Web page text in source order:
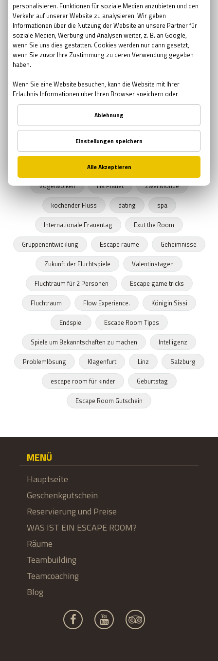
Pfingsten Bedeutung kreative Geschenke
kreative
Brauerei
Bier bar
sommernacht
Sonnenwende
Sehenswürdigkeiten in Wien
urbane Legenden Wiens
verlassene Orte
verlassene Orte Wien
Junggesellenabschied
Exit The Game
Freizeitprogramme
UNICEF
Schule in der Kiste
Zombies
Planet Erde
Vogelwolken
lila Planet
zwei Monde
kochender Fluss
dating
spa
Internationale Frauentag
Exut the Room
Gruppenentwicklung
Escape raume
Geheimnisse
Zukunft der Fluchtspiele
Valentinstagen
Fluchtraum für 2 Personen
Escape game tricks
Fluchtraum
Flow Experience.
Königin Sissi
Endspiel
Escape Room Tipps
Spiele um Bekanntschaften zu machen
Intelligenz
Problemlösung
Klagenfurt Linz
Salzburg
escape room für kinder
Geburtstag
Escape Room Gutschein
MENÜ
Hauptseite
Geschenkgutschein
Reservierung und Preise
WAS IST EIN ESCAPE ROOM?
Räume
Teambuilding
Teamcoaching
Blog